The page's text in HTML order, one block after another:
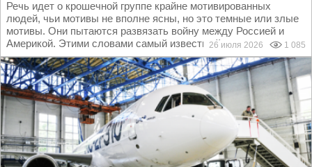
Речь идет о крошечной группе крайне мотивированных
людей, чьи мотивы не вполне ясны, но это темные или злые
мотивы. Они пытаются развязать войну между Россией и
Америкой. Этими словами самый известный у нас...
26 июля 2026 1 085